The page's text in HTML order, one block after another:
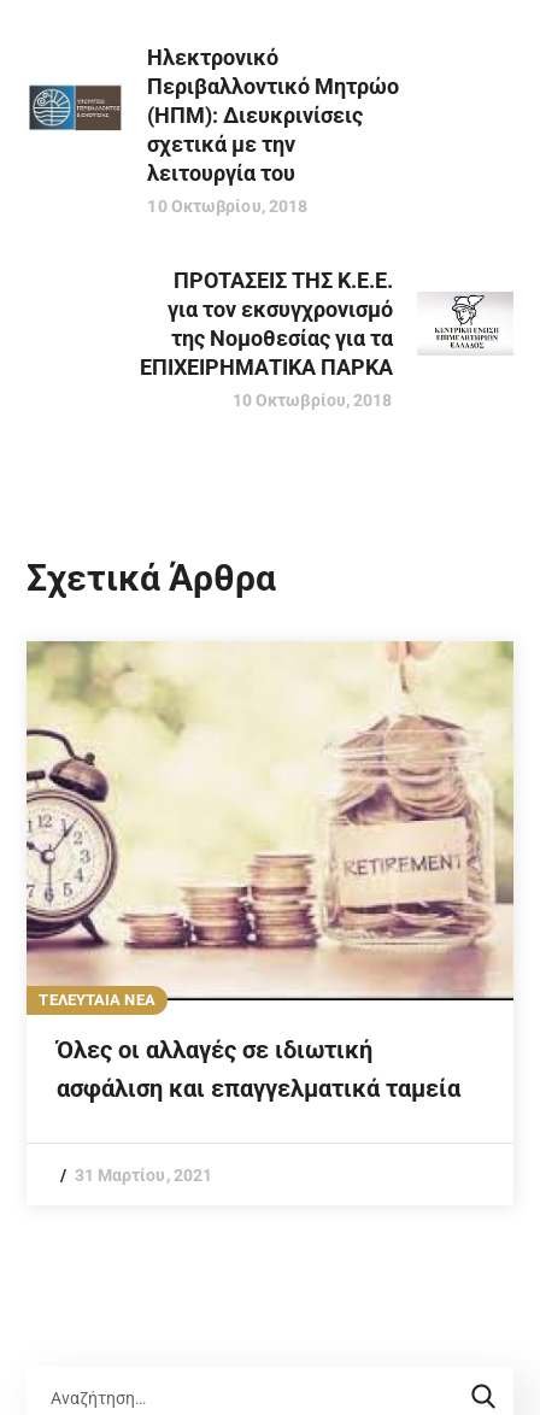
Ηλεκτρονικό
Περιβαλλοντικό Μητρώο
(ΗΠΜ): Διευκρινίσεις
σχετικά με την
λειτουργία του
10 Οκτωβρίου, 2018
ΠΡΟΤΑΣΕΙΣ ΤΗΣ Κ.Ε.Ε.
για τον εκσυγχρονισμό
της Νομοθεσίας για τα
ΕΠΙΧΕΙΡΗΜΑΤΙΚΑ ΠΑΡΚΑ
10 Οκτωβρίου, 2018
Σχετικά Άρθρα
ΤΕΛΕΥΤΑΙΑ ΝΕΑ
Όλες οι αλλαγές σε ιδιωτική
ασφάλιση και επαγγελματικά ταμεία
31 Μαρτίου, 2021